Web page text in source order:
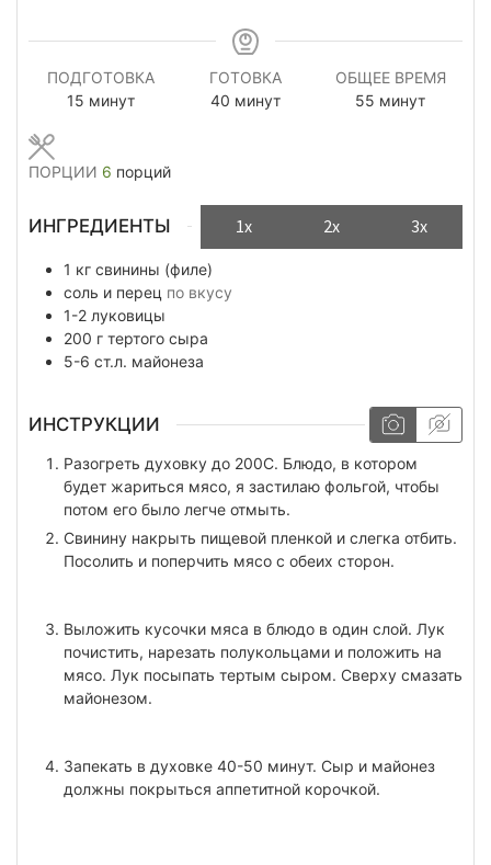
ПОДГОТОВКА
15 минуты
минут
ГОТОВКА
40 минуты
минут
ОБЩЕЕ ВРЕМЯ
55 минуты
минут
ПОРЦИИ 6 порций
ИНГРЕДИЕНТЫ 1x 2x 3x
1 кг свинины (филе)
соль и перец по вкусу
1-2 луковицы
200 г тертого сыра
5-6 ст.л. майонеза
ИНСТРУКЦИИ
Разогреть духовку до 200С. Блюдо, в котором
будет жариться мясо, я застилаю фольгой, чтобы
потом его было легче отмыть.
Свинину накрыть пищевой пленкой и слегка отбить.
Посолить и поперчить мясо с обеих сторон.
Выложить кусочки мяса в блюдо в один слой. Лук
почистить, нарезать полукольцами и положить на
мясо. Лук посыпать тертым сыром. Сверху смазать
майонезом.
Запекать в духовке 40-50 минут. Сыр и майонез
должны покрыться аппетитной корочкой.